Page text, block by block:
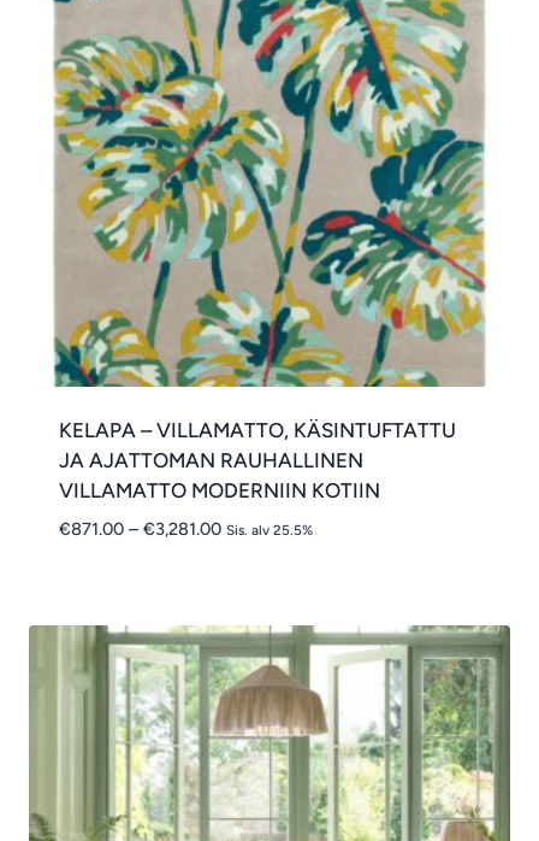
KELAPA – VILLAMATTO, KÄSINTUFTATTU
JA AJATTOMAN RAUHALLINEN
VILLAMATTO MODERNIIN KOTIIN
€871.00 – €3,281.00Hintaluokka:
Sis. alv 25.5%